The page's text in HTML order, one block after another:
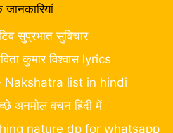
जानकारियां
सुप्रभात सुविचार
कुमार विश्वास lyrics
- Nakshatra list in hindi
अनमोल वचन हिंदी में
nature dp for whatsapp